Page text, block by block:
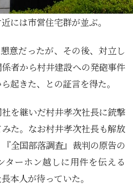
には市営住宅群が並ぶ。
意だったが、その後、対立し
者から村井建設への発砲事件
起きた、との証言を得た。
を継いだ村井孝次社長に銃撃
た。なお村井孝次社長も解放
全国部落調査』裁判の原告の
ターホン越しに用件を伝える
本人が待っていた。